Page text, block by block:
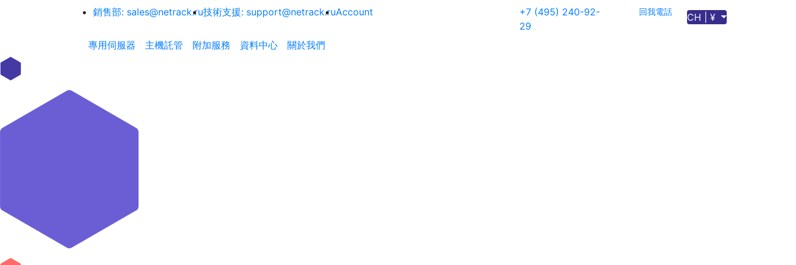
銷售部: sales@netrack.ru技術支援: support@netrack.ruAccount
+7 (495) 240-92-
29
回我電話 CH | ¥
專用伺服器 主機託管 附加服務 資料中心 關於我們